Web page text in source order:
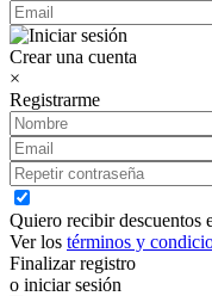
Crear una cuenta
×
Registrarme
Quiero recibir descuentos
Ver los términos y
Finalizar registro
o iniciar sesión